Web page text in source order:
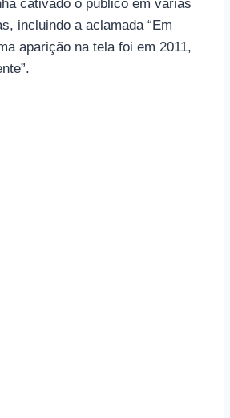
cativado o público em várias
incluindo a aclamada “Em
aparição na tela foi em 2011,